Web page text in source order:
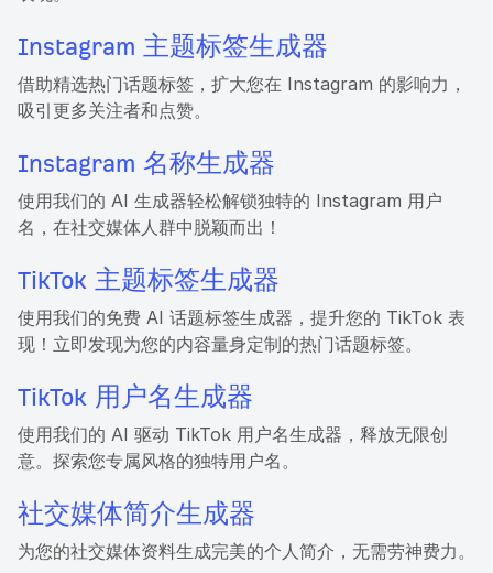
Instagram 主题标签生成器
借助精选热门话题标签，扩大您在 Instagram 的影响力，
吸引更多关注者和点赞。
Instagram 名称生成器
使用我们的 AI 生成器轻松解锁独特的 Instagram 用户
名，在社交媒体人群中脱颖而出！
TikTok 主题标签生成器
使用我们的免费 AI 话题标签生成器，提升您的 TikTok 表
现！立即发现为您的内容量身定制的热门话题标签。
TikTok 用户名生成器
使用我们的 AI 驱动 TikTok 用户名生成器，释放无限创
意。探索您专属风格的独特用户名。
社交媒体简介生成器
为您的社交媒体资料生成完美的个人简介，无需劳神费力。